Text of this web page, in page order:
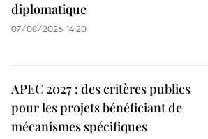
diplomatique
07/08/2026 14:20
APEC 2027 : des critères publics
pour les projets bénéficiant de
mécanismes spécifiques